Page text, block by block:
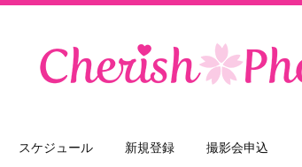
スケジュール 新規登録 撮影会申込